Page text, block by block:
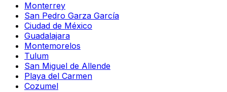
Monterrey
San Pedro Garza García
Ciudad de México
Guadalajara
Montemorelos
Tulum
San Miguel de Allende
Playa del Carmen
Cozumel